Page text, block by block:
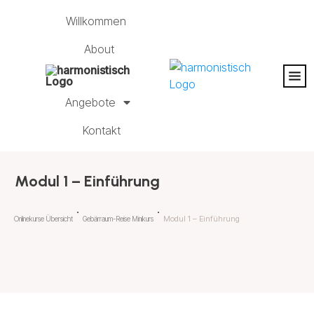
Willkommen
About
Angebote
Kontakt
Modul 1 – Einführung
Onlinekurse Übersicht Gebärraum-Reise Minikurs Modul 1 – Einführung